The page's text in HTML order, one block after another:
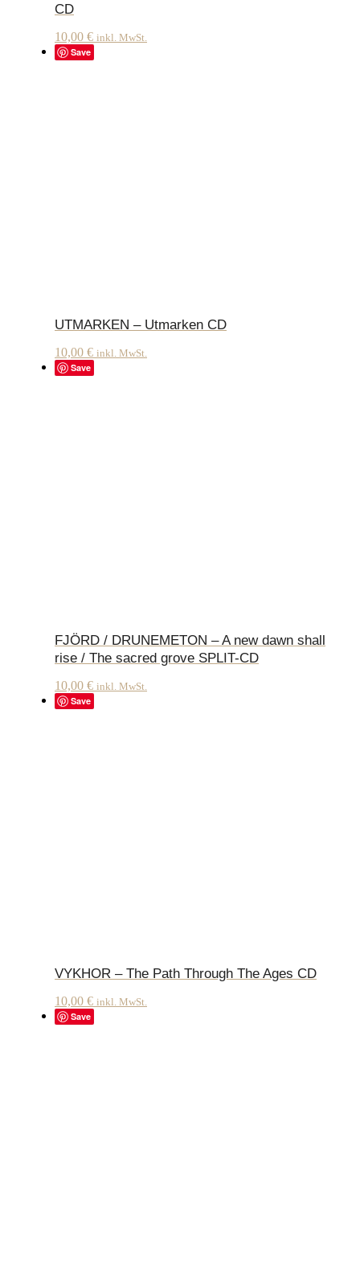
CD
10,00 € inkl. MwSt.
Save
UTMARKEN – Utmarken CD
10,00 € inkl. MwSt.
Save
FJÖRD / DRUNEMETON – A new dawn shall
rise / The sacred grove SPLIT-CD
10,00 € inkl. MwSt.
Save
VYKHOR – The Path Through The Ages CD
10,00 € inkl. MwSt.
Save